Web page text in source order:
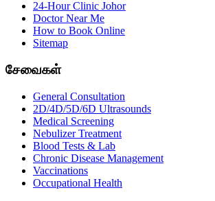
24-Hour Clinic Johor
Doctor Near Me
How to Book Online
Sitemap
சேவைகள்
General Consultation
2D/4D/5D/6D Ultrasounds
Medical Screening
Nebulizer Treatment
Blood Tests & Lab
Chronic Disease Management
Vaccinations
Occupational Health